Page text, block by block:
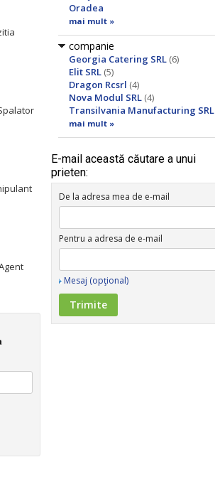
Oradea
mai mult »
companie
Georgia Catering SRL (6)
Elit SRL (5)
Dragon Rcsrl (4)
Nova Modul SRL (4)
Transilvania Manufacturing SRL
mai mult »
E-mail această căutare a unui
prieten:
De la adresa mea de e-mail
Pentru a adresa de e-mail
Mesaj (opţional)